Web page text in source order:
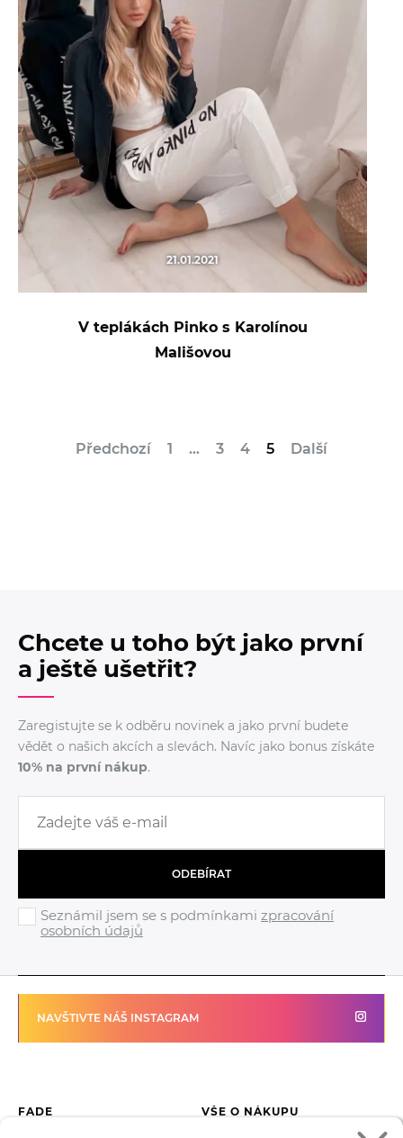
21.01.2021
V teplákách Pinko s Karolínou
Mališovou
Předchozí 1 … 3 4 5 Další
Chcete u toho být jako první
a ještě ušetřit?
Zaregistujte se k odběru novinek a jako první budete
vědět o našich akcích a slevách. Navíc jako bonus získáte
10% na první nákup.
ODEBÍRAT
Seznámil jsem se s podmínkami zpracování
osobních údajů
NAVŠTIVTE NÁŠ INSTAGRAM
FADE
VŠE O NÁKUPU